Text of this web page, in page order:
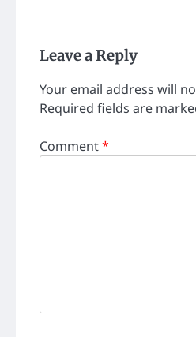
Leave a Reply
Your email address will
Required fields are
Comment*